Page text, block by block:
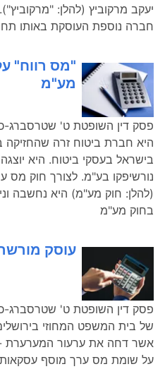
יעקב מרקוביץ (להלן:
חברה נוספת העוסקת באותו
מע"מ
היא חברת ביטוח זרה שהחזיקה
בישראל בעסקי ביטוח. היא
(להלן: חוק מע"מ) היא נחשבה
בחוק מע"מ
עוסק
של בית המשפט המחוזי
אשר דחה את ערעור
על שומת מס ערך מוסף